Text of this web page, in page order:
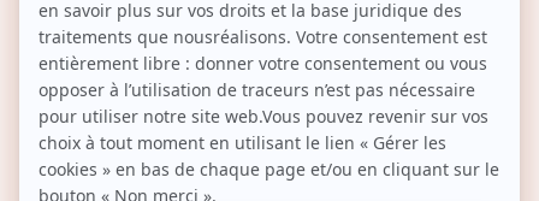
14 JOURS POUR CHANGER D’AVIS
Vous hésitez ? Vous décidez.
UN PROGRAMME DE FIDÉLITÉ